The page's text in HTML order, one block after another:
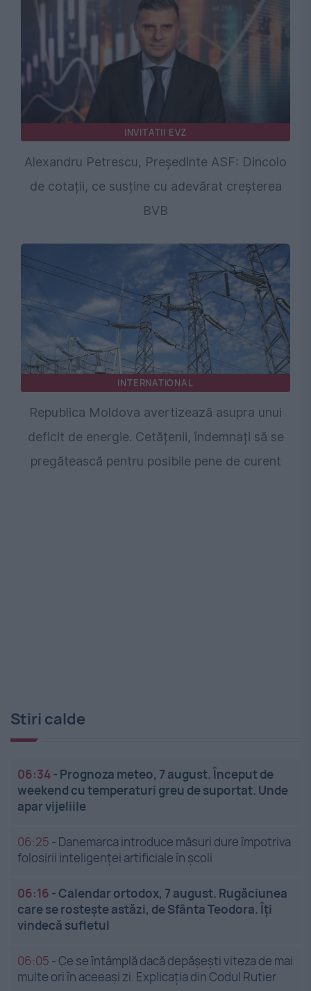
INVITATII EVZ
Alexandru Petrescu, Președinte ASF: Dincolo
de cotații, ce susține cu adevărat creșterea
BVB
INTERNATIONAL
Republica Moldova avertizează asupra unui
deficit de energie. Cetățenii, îndemnați să se
pregătească pentru posibile pene de curent
Stiri calde
06:34- Prognoza meteo, 7 august. Început de
weekend cu temperaturi greu de suportat. Unde
apar vijeliile
06:25 - Danemarca introduce măsuri dure împotriva
folosirii inteligenței artificiale în școli
06:16 -Calendar ortodox, 7 august. Rugăciunea
care se rostește astăzi, de Sfânta Teodora. Îți
vindecă sufletul
06:05 -Ce se întâmplă dacă depășești viteza de mai
multe ori în aceeași zi. Explicația din Codul Rutier